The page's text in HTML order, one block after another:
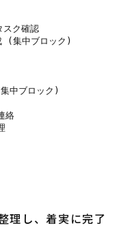
ク確認
(集中ブロック)
中ブロック)
絡
理し、着実に完了